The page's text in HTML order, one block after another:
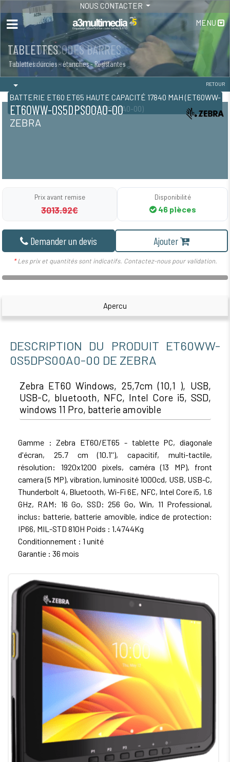
NOUS CONTACTER
MENU
LECTEURS CODES BARRES
Industriels -fixes -magasins
TABLETTES
Tablettes durcies - étanches - Résistantes
BATTERIE ET60 ET65 HAUTE CAPACITÉ 17840 MAH (ET60WW-
0S5DPS00A0-00)
RETOUR
ET60WW-0S5DPS00A0-00
ZEBRA
Prix avant remise
3013.92€
Disponibilité
46 pièces
Demander un devis Ajouter
*Les prix et quantités sont indicatifs. Contactez-nous pour validation.
Apercu
DESCRIPTION DU PRODUIT ET60WW-
0S5DPS00A0-00 DE ZEBRA
Zebra ET60 Windows, 25,7cm (10,1 ), USB,
USB-C, bluetooth, NFC, Intel Core i5, SSD,
windows 11 Pro, batterie amovible
Gamme : Zebra ET60/ET65 - tablette PC, diagonale
d'écran, 25.7 cm (10.1''), capacitif, multi-tactile,
résolution: 1920x1200 pixels, caméra (13 MP), front
camera (5 MP), vibration, luminosité 1000cd, USB, USB-C,
Thunderbolt 4, Bluetooth, Wi-Fi 6E, NFC, Intel Core i5, 1.6
GHz, RAM: 16 Go, SSD: 256 Go, Win, 11 Professional,
inclus: batterie, batterie amovible, indice de protection:
IP66, MIL-STD 810H Poids : 1.4744Kg
Conditionnement : 1 unité
Garantie : 36 mois